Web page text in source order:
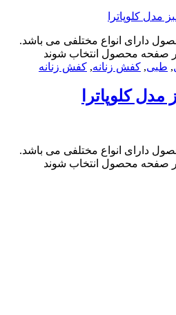
انواع مختلفی می باشد.
انتخاب شوند
زنانه,کفش زنانه
انواع مختلفی می باشد.
انتخاب شوند